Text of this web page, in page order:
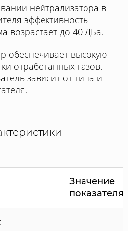
нейтрализатора в
эффективность
возрастает до 40 ДБа.
обеспечивает высокую
отработанных газов.
зависит от типа и
Значение
показателя